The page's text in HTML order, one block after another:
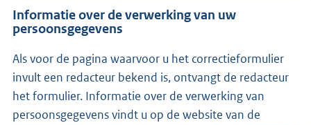
Informatie over de verwerking van uw
persoonsgegevens
Als voor de pagina waarvoor u het correctieformulier
invult een redacteur bekend is, ontvangt de redacteur
het formulier. Informatie over de verwerking van
persoonsgegevens vindt u op de website van de